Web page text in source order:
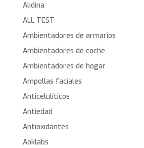
Alidina
ALL TEST
Ambientadores de armarios
Ambientadores de coche
Ambientadores de hogar
Ampollas faciales
Anticelulíticos
Antiedad
Antioxidantes
Aoklabs